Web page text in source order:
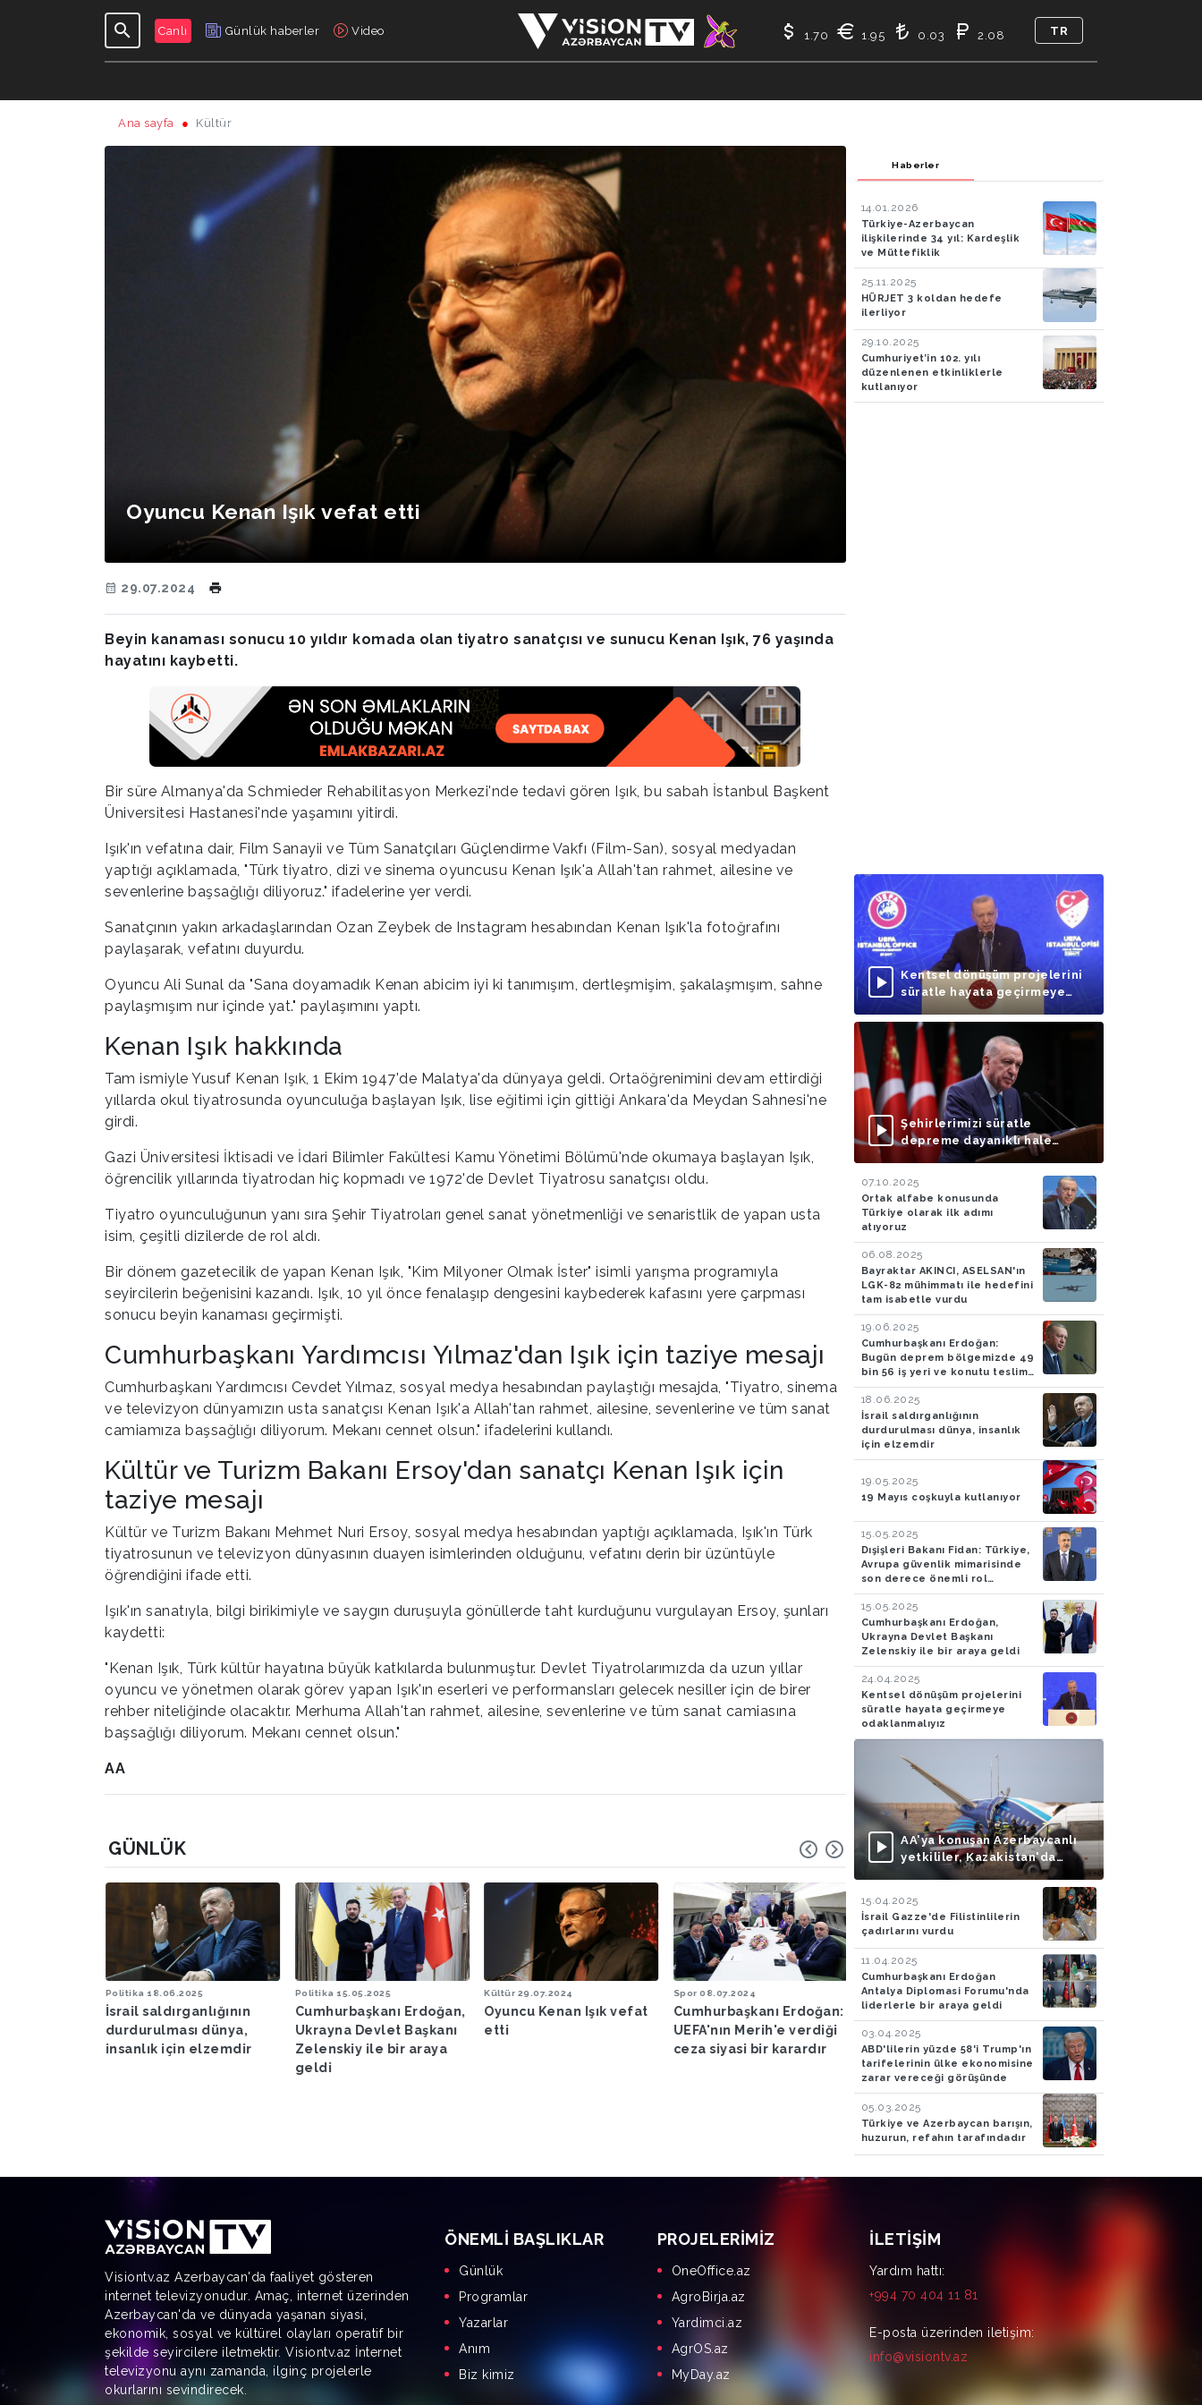
Canlı Günlük haberler Video
GÜNLÜK
1.70 1.95 0.03 2.08 TR
Ana sayfa Kültür
Oyuncu Kenan Işık vefat etti
29.07.2024
Beyin kanaması sonucu 10 yıldır komada olan tiyatro sanatçısı ve sunucu Kenan Işık, 76 yaşında
hayatını kaybetti.
Bir süre Almanya'da Schmieder Rehabilitasyon Merkezi'nde tedavi gören Işık, bu sabah İstanbul Başkent
Üniversitesi Hastanesi'nde yaşamını yitirdi.
Işık'ın vefatına dair, Film Sanayii ve Tüm Sanatçıları Güçlendirme Vakfı (Film-San), sosyal medyadan
yaptığı açıklamada, "Türk tiyatro, dizi ve sinema oyuncusu Kenan Işık'a Allah'tan rahmet, ailesine ve
sevenlerine başsağlığı diliyoruz." ifadelerine yer verdi.
Sanatçının yakın arkadaşlarından Ozan Zeybek de Instagram hesabından Kenan Işık'la fotoğrafını
paylaşarak, vefatını duyurdu.
Oyuncu Ali Sunal da "Sana doyamadık Kenan abicim iyi ki tanımışım, dertleşmişim, şakalaşmışım, sahne
paylaşmışım nur içinde yat." paylaşımını yaptı.
Kenan Işık hakkında
Tam ismiyle Yusuf Kenan Işık, 1 Ekim 1947'de Malatya'da dünyaya geldi. Ortaöğrenimini devam ettirdiği
yıllarda okul tiyatrosunda oyunculuğa başlayan Işık, lise eğitimi için gittiği Ankara'da Meydan Sahnesi'ne
girdi.
Gazi Üniversitesi İktisadi ve İdari Bilimler Fakültesi Kamu Yönetimi Bölümü'nde okumaya başlayan Işık,
öğrencilik yıllarında tiyatrodan hiç kopmadı ve 1972'de Devlet Tiyatrosu sanatçısı oldu.
Tiyatro oyunculuğunun yanı sıra Şehir Tiyatroları genel sanat yönetmenliği ve senaristlik de yapan usta
isim, çeşitli dizilerde de rol aldı.
Bir dönem gazetecilik de yapan Kenan Işık, "Kim Milyoner Olmak İster" isimli yarışma programıyla
seyircilerin beğenisini kazandı. Işık, 10 yıl önce fenalaşıp dengesini kaybederek kafasını yere çarpması
sonucu beyin kanaması geçirmişti.
Cumhurbaşkanı Yardımcısı Yılmaz'dan Işık için taziye mesajı
Cumhurbaşkanı Yardımcısı Cevdet Yılmaz, sosyal medya hesabından paylaştığı mesajda, "Tiyatro, sinema
ve televizyon dünyamızın usta sanatçısı Kenan Işık'a Allah'tan rahmet, ailesine, sevenlerine ve tüm sanat
camiamıza başsağlığı diliyorum. Mekanı cennet olsun." ifadelerini kullandı.
Kültür ve Turizm Bakanı Ersoy'dan sanatçı Kenan Işık için
taziye mesajı
Kültür ve Turizm Bakanı Mehmet Nuri Ersoy, sosyal medya hesabından yaptığı açıklamada, Işık'ın Türk
tiyatrosunun ve televizyon dünyasının duayen isimlerinden olduğunu, vefatını derin bir üzüntüyle
öğrendiğini ifade etti.
Işık'ın sanatıyla, bilgi birikimiyle ve saygın duruşuyla gönüllerde taht kurduğunu vurgulayan Ersoy, şunları
kaydetti:
"Kenan Işık, Türk kültür hayatına büyük katkılarda bulunmuştur. Devlet Tiyatrolarımızda da uzun yıllar
oyuncu ve yönetmen olarak görev yapan Işık'ın eserleri ve performansları gelecek nesiller için de birer
rehber niteliğinde olacaktır. Merhuma Allah'tan rahmet, ailesine, sevenlerine ve tüm sanat camiasına
başsağlığı diliyorum. Mekanı cennet olsun."
AA
GÜNLÜK
Politika 18.06.2025
İsrail saldırganlığının
durdurulması dünya,
insanlık için elzemdir
Politika 15.05.2025
Cumhurbaşkanı Erdoğan,
Ukrayna Devlet Başkanı
Zelenskiy ile bir araya
geldi
Kültür 29.07.2024
Oyuncu Kenan Işık vefat
etti
Spor 08.07.2024
Cumhurbaşkanı Erdoğan:
UEFA'nın Merih'e verdiği
ceza siyasi bir karardır
Olay 05.07.2024
Antalya'da çıkan orman
yangını kontrol altına
alınmaya çalışılıyor
Ekonomi
Hazine ve Maliye
Şimşek:
süreci başladı
Haberler
14.01.2026
Türkiye-Azerbaycan
ilişkilerinde 34 yıl: Kardeşlik
ve Müttefiklik
25.11.2025
HÜRJET 3 koldan hedefe
ilerliyor
29.10.2025
Cumhuriyet’in 102. yılı
düzenlenen etkinliklerle
kutlanıyor
Kentsel dönüşüm projelerini
süratle hayata geçirmeye
odaklanmalıyız
Şehirlerimizi süratle
depreme dayanıklı hale
getirmek dışında bir
seçeneğimiz bulunmuyor
07.10.2025
Ortak alfabe konusunda
Türkiye olarak ilk adımı
atıyoruz
06.08.2025
Bayraktar AKINCI, ASELSAN'ın
LGK-82 mühimmatı ile hedefini
tam isabetle vurdu
19.06.2025
Cumhurbaşkanı Erdoğan:
Bugün deprem bölgemizde 49
bin 56 iş yeri ve konutu teslim
ediyoruz
18.06.2025
İsrail saldırganlığının
durdurulması dünya, insanlık
için elzemdir
19.05.2025
19 Mayıs coşkuyla kutlanıyor
15.05.2025
Dışişleri Bakanı Fidan: Türkiye,
Avrupa güvenlik mimarisinde
son derece önemli rol
oynamaya devam edecek
15.05.2025
Cumhurbaşkanı Erdoğan,
Ukrayna Devlet Başkanı
Zelenskiy ile bir araya geldi
24.04.2025
Kentsel dönüşüm projelerini
süratle hayata geçirmeye
odaklanmalıyız
AA'ya konuşan Azerbaycanlı
yetkililer, Kazakistan'da
düşen uçağın Rus füzesiyle
doğruladı
15.04.2025
İsrail Gazze'de Filistinlilerin
çadırlarını vurdu
11.04.2025
Cumhurbaşkanı Erdoğan
Antalya Diplomasi Forumu'nda
liderlerle bir araya geldi
03.04.2025
ABD'lilerin yüzde 58'i Trump'ın
tarifelerinin ülke ekonomisine
zarar vereceği görüşünde
05.03.2025
Türkiye ve Azerbaycan barışın,
huzurun, refahın tarafındadır
Visiontv.az Azerbaycan'da faaliyet gösteren
internet televizyonudur. Amaç, internet üzerinden
Azerbaycan'da ve dünyada yaşanan siyasi,
ekonomik, sosyal ve kültürel olayları operatif bir
şekilde seyircilere iletmektir. Visiontv.az İnternet
televizyonu aynı zamanda, ilginç projelerle
okurlarını sevindirecek.
ÖNEMLI BAŞLIKLAR
Günlük
Programlar
Yazarlar
Anım
Biz kimiz
PROJELERIMIZ
OneOffice.az
AgroBirja.az
Yardimci.az
AgrOS.az
MyDay.az
İLETIŞIM
Yardım hattı:
+994 70 404 11 81
E-posta üzerinden iletişim:
info@visiontv.az